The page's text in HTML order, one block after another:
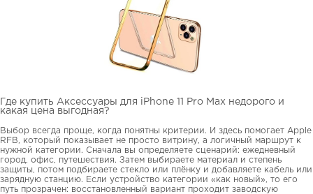
Где купить Аксессуары для iPhone 11 Pro Max недорого и
какая цена выгодная?
Выбор всегда проще, когда понятны критерии. И здесь помогает Apple
RFB, который показывает не просто витрину, а логичный маршрут к
нужной категории. Сначала вы определяете сценарий: ежедневный
город, офис, путешествия. Затем выбираете материал и степень
защиты, потом подбираете стекло или плёнку и добавляете кабель или
зарядную станцию. Если устройство категории «как новый», то его
путь прозрачен: восстановленный вариант проходит заводскую